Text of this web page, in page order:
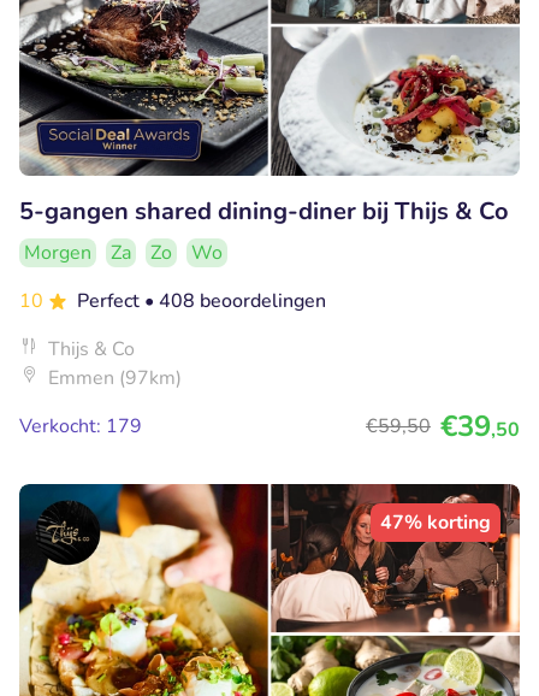
5-gangen shared dining-diner bij Thijs & Co
Morgen Za Zo
Wo
10
Perfect • 408 beoordelingen
Thijs & Co
Emmen (97km)
Verkocht: 179
€59,50 €39,50
47% korting